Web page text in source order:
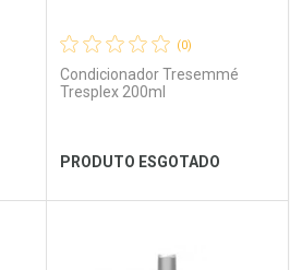
Ver Desconto Convênio
(0)
Condicionador Tresemmé
Tresplex 200ml
PRODUTO ESGOTADO